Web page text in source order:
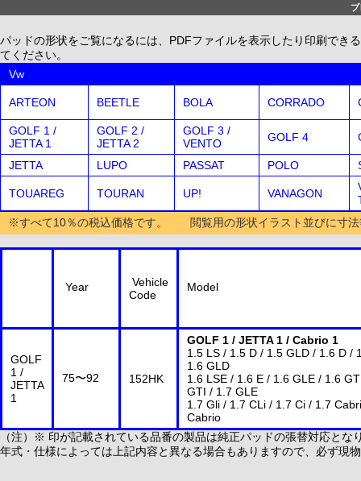
パッドの形状をご覧になるには、PDFファイルを表示したり印刷でき
てください。
Vw
ARTEON BEETLE BOLA CORRADO
GOLF 1 /
JETTA 1
GOLF 2 /
JETTA 2
GOLF 3 /
VENTO
GOLF 4
JETTA LUPO PASSAT POLO
TOUAREG TOURAN UP! VANAGON
※すべて10％の税込価格です。 閲覧用の形状イラスト並びに寸法
Year
Vehicle
Code
Model
GOLF
1 /
JETTA
1
75〜92 152HK
GOLF 1 / JETTA 1 / Cabrio 1
1.5 LS / 1.5 D / 1.5 GLD / 1.6 D /
1.6 GL D
1.6 LSE / 1.6 E / 1.6 GLE / 1.6
GTI / 1.7 GLE
1.7 Gli / 1.7 CLi / 1.7 Ci / 1.7
Cabrio
（注）※ 印が記載されている品番の製品は純正パッドの張替対応とな
年式・仕様によっては上記内容と異なる場合もありますので、必ず現